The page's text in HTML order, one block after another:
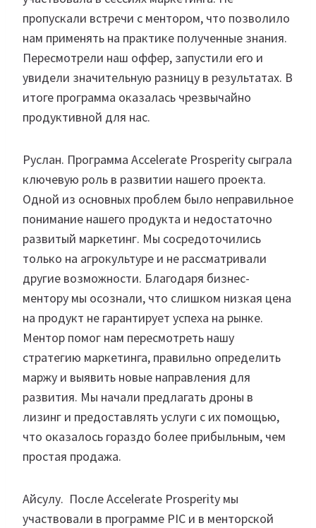
пропускали встречи с ментором, что позволило
нам применять на практике полученные знания.
Пересмотрели наш оффер, запустили его и
увидели значительную разницу в результатах. В
итоге программа оказалась чрезвычайно
продуктивной для нас.
Руслан. Программа Accelerate Prosperity сыграла
ключевую роль в развитии нашего проекта.
Одной из основных проблем было неправильное
понимание нашего продукта и недостаточно
развитый маркетинг. Мы сосредоточились
только на агрокультуре и не рассматривали
другие возможности. Благодаря бизнес-
ментору мы осознали, что слишком низкая цена
на продукт не гарантирует успеха на рынке.
Ментор помог нам пересмотреть нашу
стратегию маркетинга, правильно определить
маржу и выявить новые направления для
развития. Мы начали предлагать дроны в
лизинг и предоставлять услуги с их помощью,
что оказалось гораздо более прибыльным, чем
простая продажа.
Айсулу. После Accelerate Prosperity мы
участвовали в программе PIC и в менторской